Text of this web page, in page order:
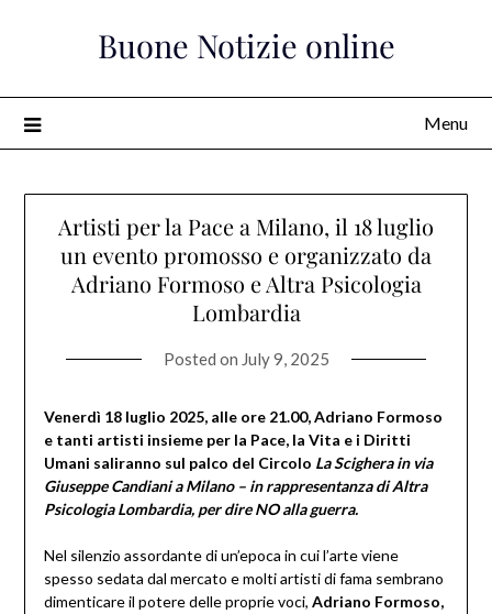
Buone Notizie online
Menu
Artisti per la Pace a Milano, il 18 luglio
un evento promosso e organizzato da
Adriano Formoso e Altra Psicologia
Lombardia
Posted on July 9, 2025
Venerdì 18 luglio 2025, alle ore 21.00, Adriano Formoso
e tanti artisti insieme per la Pace, la Vita e i Diritti
Umani saliranno sul palco del Circolo La Scighera in via
Giuseppe Candiani a Milano – in rappresentanza di Altra
Psicologia Lombardia, per dire NO alla guerra.
Nel silenzio assordante di un’epoca in cui l’arte viene
spesso sedata dal mercato e molti artisti di fama sembrano
dimenticare il potere delle proprie voci, Adriano Formoso,